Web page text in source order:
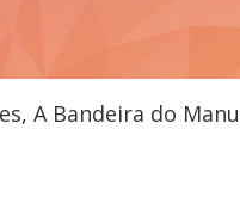
A Bandeira do